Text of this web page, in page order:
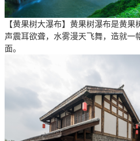
【黄果树大瀑布】黄果树瀑布是黄
声震耳欲聋，水雾漫天飞舞，造就一
面。